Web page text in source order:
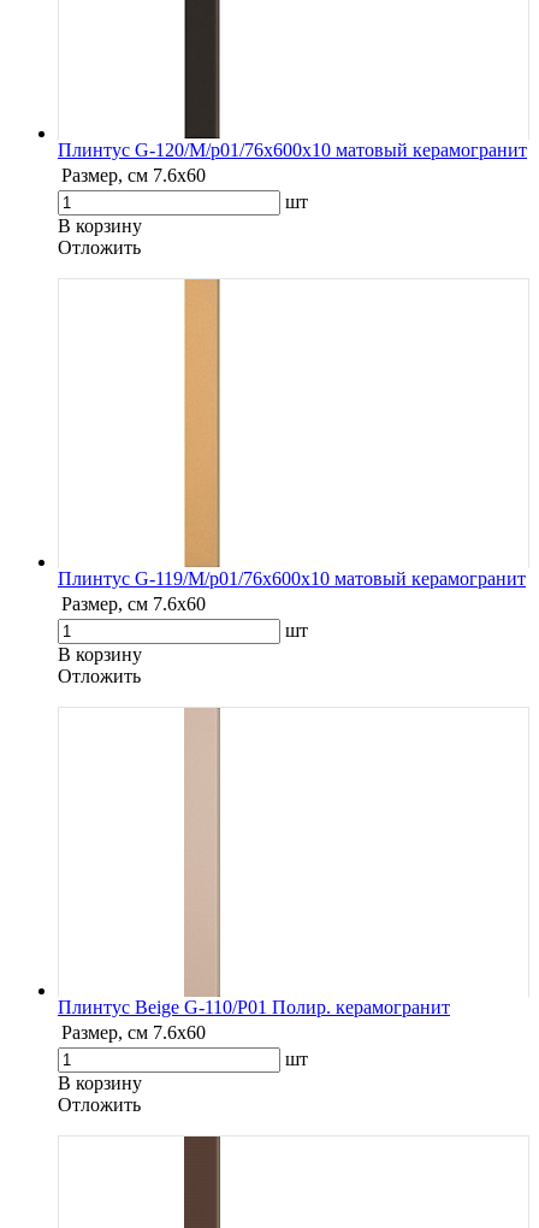
Плинтус G-120/М/p01/76x600x10 матовый керамогранит
Размер, см 7.6х60
шт
В корзину
Oтложить
Плинтус G-119/М/p01/76x600x10 матовый керамогранит
Размер, см 7.6х60
шт
В корзину
Oтложить
Плинтус Beige G-110/P01 Полир. керамогранит
Размер, см 7.6х60
шт
В корзину
Oтложить